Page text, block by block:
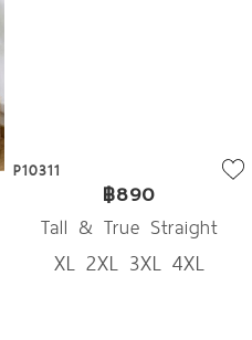
P10311
฿890
Tall & True Straight
Denim
XL 2XL 3XL 4XL